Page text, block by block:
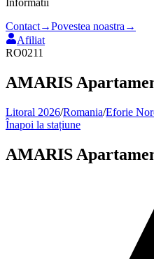
Informatii
Contact→Povestea noastra →
Afiliat
RO0211
AMARIS
Litoral 2026/Romania/Eforie
Înapoi la stațiune
AMARIS